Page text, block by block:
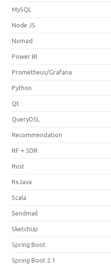
MySQL
Node JS
Nomad
Power BI
Prometheus/Grafana
Python
Qt
QueryDSL
Recommendation
RF + SDR
Rust
RxJava
Scala
Sendmail
SketchUp
Spring Boot
Spring Boot 2.1